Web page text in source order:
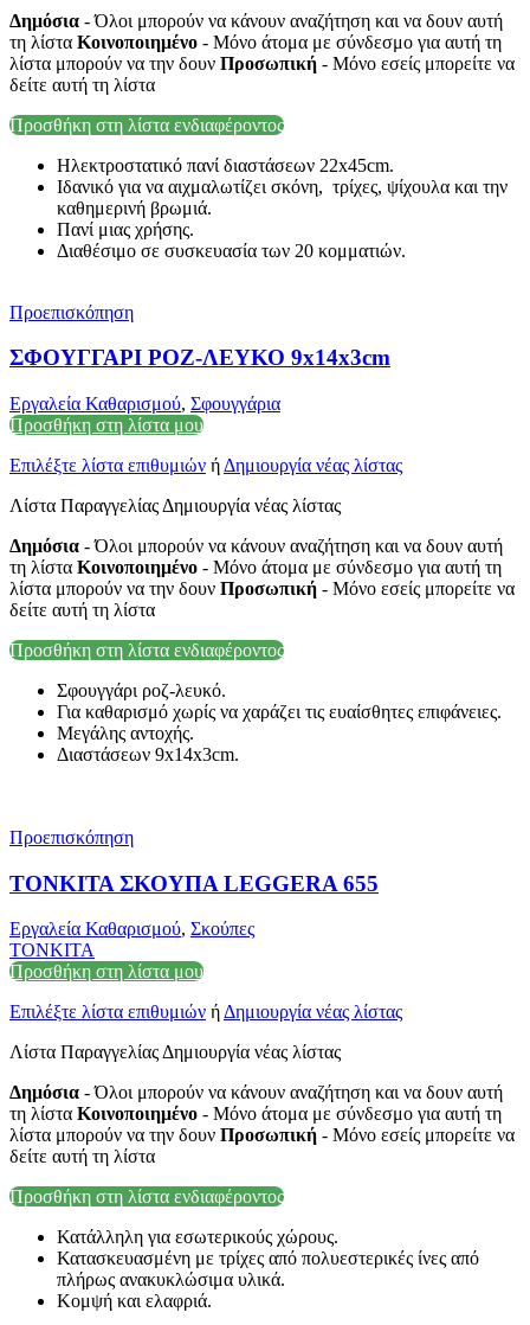
Δημόσια - Όλοι μπορούν να κάνουν αναζήτηση και να δουν αυτή
τη λίστα Κοινοποιημένο - Μόνο άτομα με σύνδεσμο για αυτή τη
λίστα μπορούν να την δουν Προσωπική - Μόνο εσείς μπορείτε να
δείτε αυτή τη λίστα
Προσθήκη στη λίστα ενδιαφέροντος
Ηλεκτροστατικό πανί διαστάσεων 22x45cm.
Ιδανικό για να αιχμαλωτίζει σκόνη, τρίχες, ψίχουλα και την
καθημερινή βρωμιά.
Πανί μιας χρήσης.
Διαθέσιμο σε συσκευασία των 20 κομματιών.
Προεπισκόπηση
ΣΦΟΥΓΓΑΡΙ ΡΟΖ-ΛΕΥΚΟ 9x14x3cm
Εργαλεία Καθαρισμού, Σφουγγάρια
Προσθήκη στη λίστα μου
Επιλέξτε λίστα επιθυμιών ή Δημιουργία νέας λίστας
Λίστα Παραγγελίας Δημιουργία νέας λίστας
Δημόσια - Όλοι μπορούν να κάνουν αναζήτηση και να δουν αυτή
τη λίστα Κοινοποιημένο - Μόνο άτομα με σύνδεσμο για αυτή τη
λίστα μπορούν να την δουν Προσωπική - Μόνο εσείς μπορείτε να
δείτε αυτή τη λίστα
Προσθήκη στη λίστα ενδιαφέροντος
Σφουγγάρι ροζ-λευκό.
Για καθαρισμό χωρίς να χαράζει τις ευαίσθητες επιφάνειες.
Μεγάλης αντοχής.
Διαστάσεων 9x14x3cm.
Προεπισκόπηση
ΤΟΝΚΙΤΑ ΣΚΟΥΠΑ LEGGERA 655
Εργαλεία Καθαρισμού, Σκούπες
TONKITA
Προσθήκη στη λίστα μου
Επιλέξτε λίστα επιθυμιών ή Δημιουργία νέας λίστας
Λίστα Παραγγελίας Δημιουργία νέας λίστας
Δημόσια - Όλοι μπορούν να κάνουν αναζήτηση και να δουν αυτή
τη λίστα Κοινοποιημένο - Μόνο άτομα με σύνδεσμο για αυτή τη
λίστα μπορούν να την δουν Προσωπική - Μόνο εσείς μπορείτε να
δείτε αυτή τη λίστα
Προσθήκη στη λίστα ενδιαφέροντος
Κατάλληλη για εσωτερικούς χώρους.
Κατασκευασμένη με τρίχες από πολυεστερικές ίνες από
πλήρως ανακυκλώσιμα υλικά.
Κομψή και ελαφριά.